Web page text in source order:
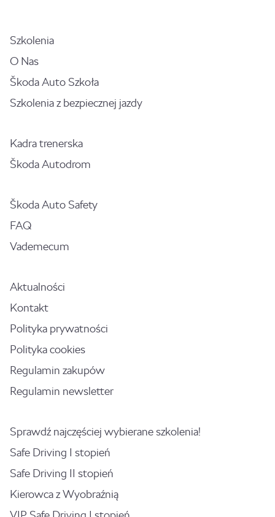
Szkolenia
O Nas
Škoda Auto Szkoła
Szkolenia z bezpiecznej jazdy
Kadra trenerska
Škoda Autodrom
Škoda Auto Safety
FAQ
Vademecum
Aktualności
Kontakt
Polityka prywatności
Polityka cookies
Regulamin zakupów
Regulamin newsletter
Sprawdź najczęściej wybierane szkolenia!
Safe Driving I stopień
Safe Driving II stopień
Kierowca z Wyobraźnią